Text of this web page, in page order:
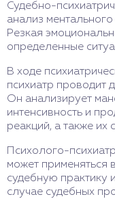
Судебно-
анализ
Резкая
определенные
В ходе
психиатр проводит
Он анализирует
интенсивность и
реакций, а также их
Психолого-
может применяться
судебную практику
случае судебных